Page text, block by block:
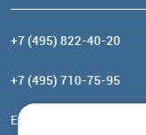
+7 (495) 822-40-20
+7 (495) 710-75-95
Email: